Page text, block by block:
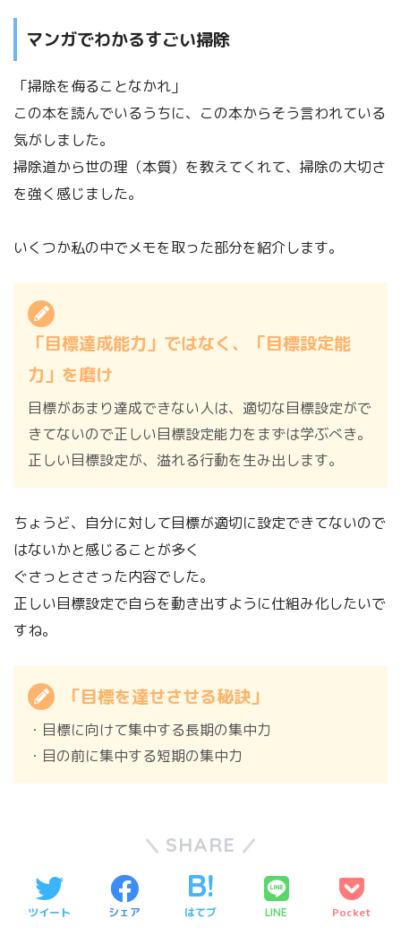
マンガでわかるすごい掃除
「掃除を侮ることなかれ」
この本を読んでいるうちに、この本からそう言われている
気がしました。
掃除道から世の理（本質）を教えてくれて、掃除の大切さ
を強く感じました。
いくつか私の中でメモを取った部分を紹介します。
「目標達成能力」ではなく、「目標設定能
力」を磨け
目標があまり達成できない人は、適切な目標設定がで
きてないので正しい目標設定能力をまずは学ぶべき。
正しい目標設定が、溢れる行動を生み出します。
ちょうど、自分に対して目標が適切に設定できてないので
はないかと感じることが多く
ぐさっとささった内容でした。
正しい目標設定で自らを動き出すように仕組み化したいで
すね。
「目標を達せさせる秘訣」
・目標に向けて集中する長期の集中力
・目の前に集中する短期の集中力
SHARE
ツイート シェア はてブ LINE Pocket